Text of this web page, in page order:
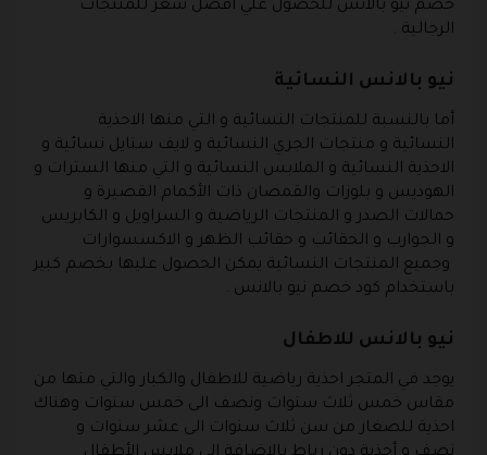
خصم نيو بالانس للحصول علي أفضل سعر للمنتجات
الرجالية .
نيو بالانس النسائية
أما بالنسبة للمنتجات النسائية و التي منها الاحذية
النسائية و منتجات الجري النسائية و لايف ستايل نسائية و
الاحذية النسائية و الملابس النسائية و التي منها السترات و
الهوديس و بلوزات والقمصان ذات الأكمام القصيرة و
حمالات الصدر و المنتجات الرياضية و السراويل و الكابريس
و الجوارب و الحقائب و حقائب الظهر و الاكسسوارات
وجميع المنتجات النسائية يمكن الحصول عليها بخصم كبير
باستخدام كود خصم نيو بالانس .
نيو بالانس للاطفال
يوجد في المتجر احذية رياضية للاطفال والكبار والتي منها من
مقاس خمس ثلاث سنوات ونصف الى خمس سنوات وهناك
احذية للصغار من سن ثلاث سنوات الى عشر سنوات و